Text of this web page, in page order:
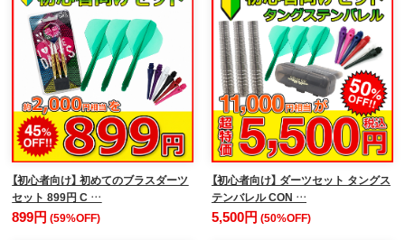
【初心者向け】 初めてのブラスダーツ
セット 899円 C …
899円(59%OFF)
【初心者向け】 ダーツセット タングス
テンバレル CON …
5,500円 (50%OFF)